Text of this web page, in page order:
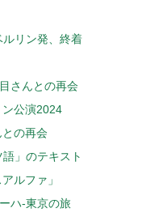
リン発、終着
さんとの再会
公演2024
の再会
」のテキスト
ルファ」
ハ-東京の旅